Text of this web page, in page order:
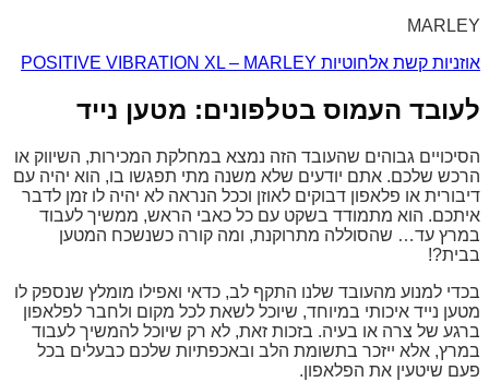
MARLEY
אוזניות קשת אלחוטיות POSITIVE VIBRATION XL – MARLEY
לעובד העמוס בטלפונים: מטען נייד
הסיכויים גבוהים שהעובד הזה נמצא במחלקת המכירות, השיווק או
הרכש שלכם. אתם יודעים שלא משנה מתי תפגשו בו, הוא יהיה עם
דיבורית או פלאפון דבוקים לאוזן וככל הנראה לא יהיה לו זמן לדבר
איתכם. הוא מתמודד בשקט עם כל כאבי הראש, ממשיך לעבוד
במרץ עד… שהסוללה מתרוקנת, ומה קורה כשנשכח המטען
בבית?!
בכדי למנוע מהעובד שלנו התקף לב, כדאי ואפילו מומלץ שנספק לו
מטען נייד איכותי במיוחד, שיוכל לשאת לכל מקום ולחבר לפלאפון
ברגע של צרה או בעיה. בזכות זאת, לא רק שיוכל להמשיך לעבוד
במרץ, אלא ייזכר בתשומת הלב ובאכפתיות שלכם כבעלים בכל
פעם שיטעין את הפלאפון.